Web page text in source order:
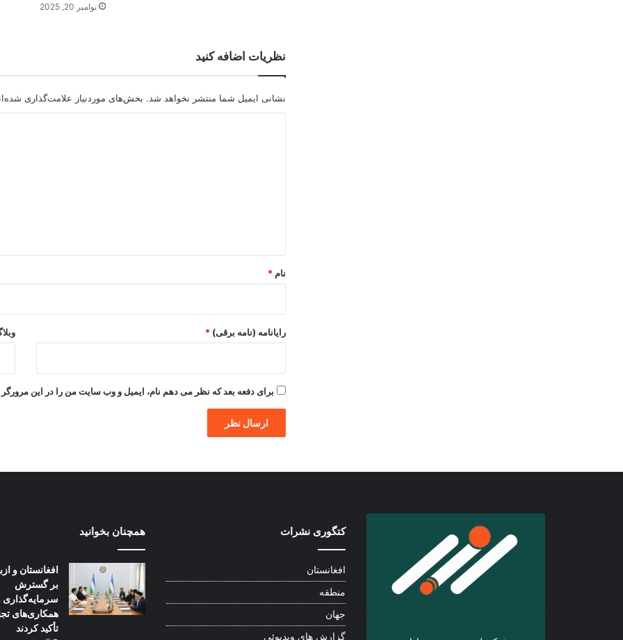
نوامبر 20, 2025
نظریات اضافه کنید
نشانی ایمیل شما منتشر نخواهد شد. بخش‌های موردنیاز علامت‌گذاری
نام *
رایانامه (نامه برقی) *
برای دفعه بعد که نظر می دهم نام، ایمیل و وب سایت من را در این مرورگر
کتگوری نشرات
افغانستان
منطقه
جهان
گزارش های ویدیوئی
همچنان بخوانید
افغانستان و
بر گسترش
سرمایه‌گذاری
همکاری‌های
تأکید کردند